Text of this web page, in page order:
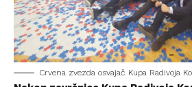
Crvena zvezda osvajač Kupa Radivoja